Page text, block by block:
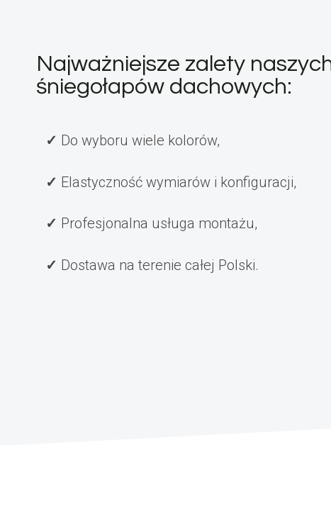
Najważniejsze zalety
śniegołapów dachowych:
Do wyboru wiele kolorów,
Elastyczność wymiarów i konfiguracji,
Profesjonalna usługa montażu,
Dostawa na terenie całej Polski.